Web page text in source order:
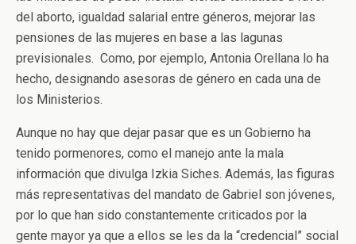
del aborto, igualdad salarial entre géneros, mejorar las
pensiones de las mujeres en base a las lagunas
previsionales. Como, por ejemplo, Antonia Orellana lo ha
hecho, designando asesoras de género en cada una de
los Ministerios.
Aunque no hay que dejar pasar que es un Gobierno ha
tenido pormenores, como el manejo ante la mala
información que divulga Izkia Siches. Además, las figuras
más representativas del mandato de Gabriel son jóvenes,
por lo que han sido constantemente criticados por la
gente mayor ya que a ellos se les da la “credencial” social